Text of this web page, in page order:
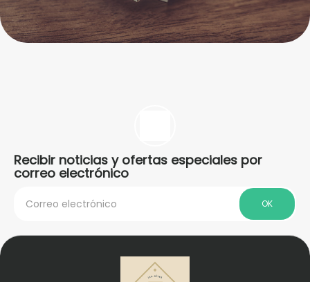
Recibir noticias y ofertas especiales por
correo electrónico
OK